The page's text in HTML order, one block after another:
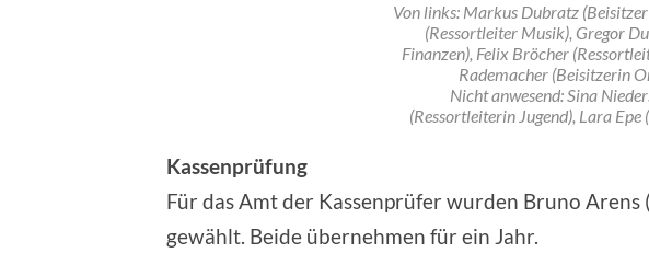
Von links: Markus Dubratz
(Ressortleiter Musik), Gregor
Finanzen), Felix Bröcher
Rademacher (Beisitzerin
Nicht anwesend: Sina
(Ressortleiterin Jugend), Lara
Kassenprüfung
Für das Amt der Kassenprüfer wurden Bruno
gewählt. Beide übernehmen für ein Jahr.